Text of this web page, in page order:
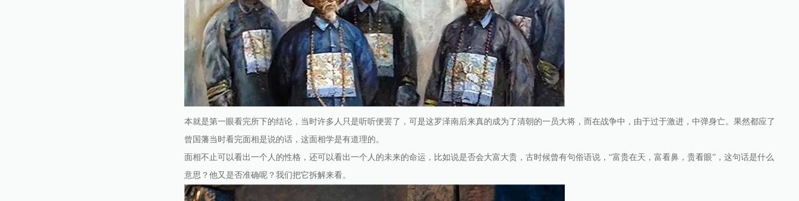
本就是第一眼看完所下的结论，当时许多人只是听听便罢了，可是这罗泽南后来真的成为了清朝的一员大将，而在战争中，由于过于激进，中弹身亡。果然都应了
曾国藩当时看完面相是说的话，这面相学是有道理的。
面相不止可以看出一个人的性格，还可以看出一个人的未来的命运，比如说是否会大富大贵，古时候曾有句俗语说，“富贵在天，富看鼻，贵看眼”，这句话是什么
意思？他又是否准确呢？我们把它拆解来看。